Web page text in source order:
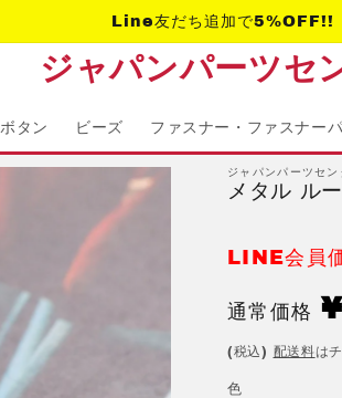
Line友だち追加で5%OFF!!
ジャパンパーツセ
ボタン ビーズ ファスナー・ファスナー
ジャパンパーツセン
メタル ル
LINE会員
通常価格
通
常
価
¥
(税込) 配送料は
色